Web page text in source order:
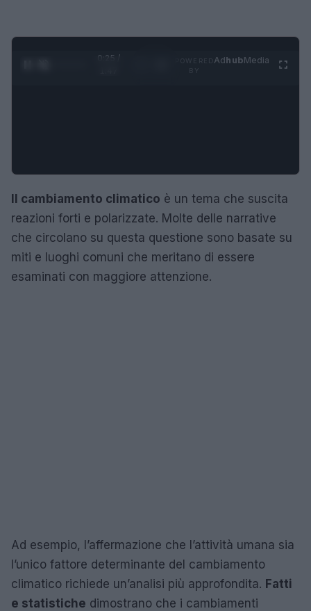
0:25 /
AdhubMedia
Il cambiamento climatico è un tema che suscita
reazioni forti e polarizzate. Molte delle narrative
che circolano su questa questione sono basate su
miti e luoghi comuni che meritano di essere
esaminati con maggiore attenzione.
Ad esempio, l’affermazione che l’attività umana sia
l’unico fattore determinante del cambiamento
climatico richiede un’analisi più approfondita. Fatti
e statistiche dimostrano che i cambiamenti